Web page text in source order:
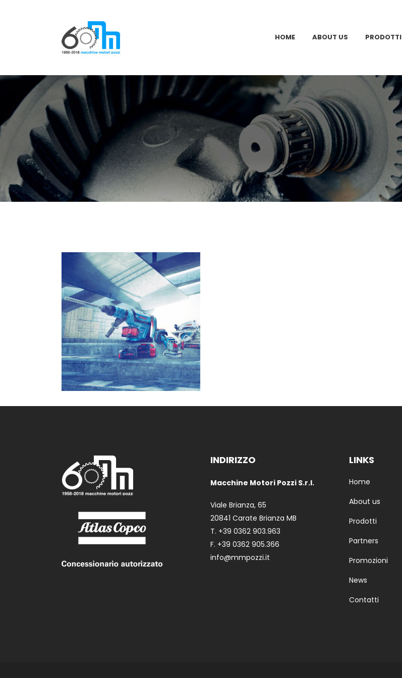
HOME ABOUT US PRODOTTI
ELETTROUTENSILI A
BATTERIE: IL
FUTURO
DELL’UTENSILERIA
INDIRIZZO
Macchine Motori Pozzi S.r.l.
Viale Brianza, 65
20841 Carate Brianza MB
T. +39 0362 903.963
F. +39 0362 905.366
info@mmpozzi.it
LINKS
Home
About us
Prodotti
Partners
Promozioni
News
Contatti